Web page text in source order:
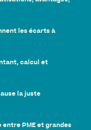
les écarts à
calcul et
la juste
PME et grandes